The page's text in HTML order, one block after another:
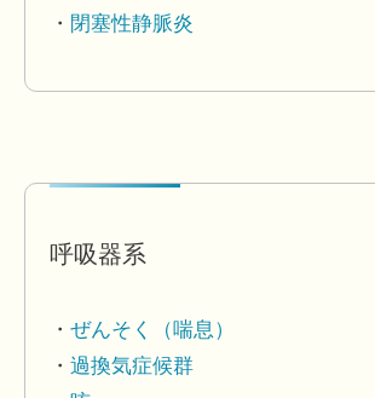
閉塞性静脈炎
呼吸器系
ぜんそく（喘息）
過換気症候群